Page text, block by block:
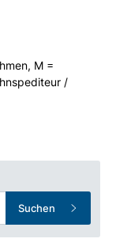
M =
/
Suchen